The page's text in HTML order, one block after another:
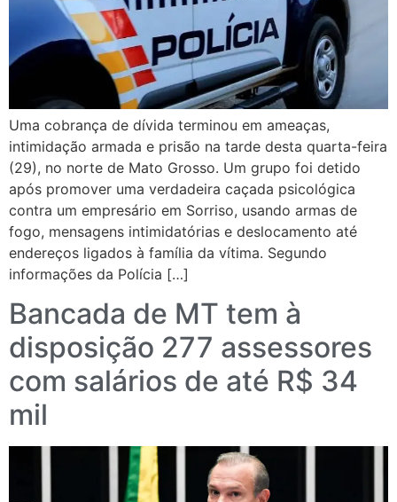
Uma cobrança de dívida terminou em ameaças,
intimidação armada e prisão na tarde desta quarta-feira
(29), no norte de Mato Grosso. Um grupo foi detido
após promover uma verdadeira caçada psicológica
contra um empresário em Sorriso, usando armas de
fogo, mensagens intimidatórias e deslocamento até
endereços ligados à família da vítima. Segundo
informações da Polícia […]
Bancada de MT tem à
disposição 277 assessores
com salários de até R$ 34
mil